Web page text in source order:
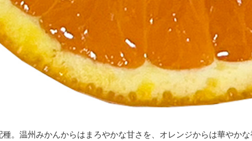
。温州みかんからはまろやかな甘さを、オレンジからは華やか